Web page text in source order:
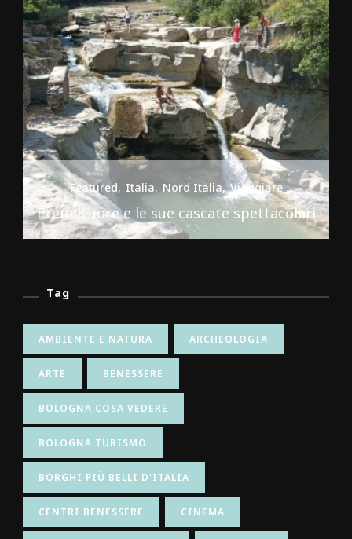
Featured Italia Nord Italia Viaggiare
Premilcuore e le sue cascate spettacolari
Tag
AMBIENTE E NATURA ARCHEOLOGIA
ARTE BENESSERE
BOLOGNA COSA VEDERE
BOLOGNA TURISMO
BORGHI PIÙ BELLI D'ITALIA
CENTRI BENESSERE CINEMA